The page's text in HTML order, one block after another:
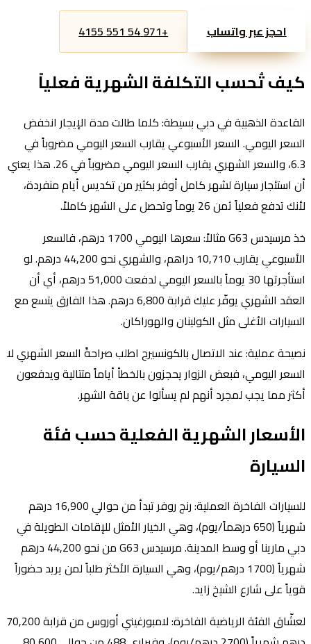
احجز عبر واتساب +971 54 551 4155
كيف تُحسب التكلفة الشهرية فعلياً
القاعدة الذهبية في دبي بسيطة: كلما طالت مدة الإيجار انخفض
السعر اليومي. السعر الأسبوعي يقارب السعر اليومي مضروباً في
6.3، والسعر الشهري يقارب السعر اليومي مضروباً في 26. هذا يعني
أن استئجار سيارة لشهر كامل أوفر بكثير من تكديس أيام منفردة،
لأنك تدفع فعلياً ثمن 26 يوماً وتحصل على الشهر كاملاً.
خذ مرسيدس G63 مثالاً: سعرها اليومي 1700 درهم، فالسعر
الأسبوعي يقارب 10,710 دراهم، والشهري نحو 44,200 درهم. لو
استأجرتها 30 يوماً بالسعر اليومي لدفعت 51,000 درهم، أي أن
العقد الشهري يوفّر عليك قرابة 6,800 درهم. هذا الفارق يتسع مع
السيارات الأغلى مثل الكولينان والهوراكان.
نصيحة عملية: عند الاتصال بالكونسيرج اطلب صراحةً السعر الشهري لا
السعر اليومي، فبعض الزوار يحجزون بالخطأ أياماً متتالية ويدفعون
أكثر مما يجب لمجرد أنهم لم يسألوا عن باقة الشهر.
الأسعار الشهرية الفعلية حسب فئة
السيارة
للسيارات الفاخرة العملية: رنج روفر تبدأ من حوالي 16,900 درهم
شهرياً (650 درهماً/يوم)، وهي الخيار الأمثل للإقامات الطويلة في
دبي مارينا أو وسط المدينة. مرسيدس G63 من نحو 44,200 درهم
شهرياً (1700 درهم/يوم)، وهي السيارة الأكثر طلباً لمن يريد حضوراً
قوياً على شارع الشيخ زايد.
لعشّاق الفئة الرياضية الفاخرة: لامبورغيني أوروس من قرابة 70,200